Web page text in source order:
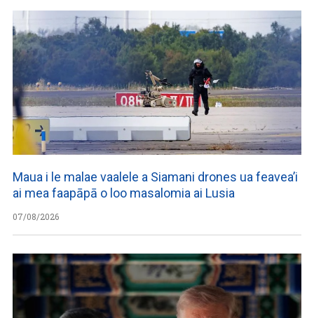
Maua i le malae vaalele a Siamani drones ua feavea’i
ai mea faapāpā o loo masalomia ai Lusia
07/08/2026